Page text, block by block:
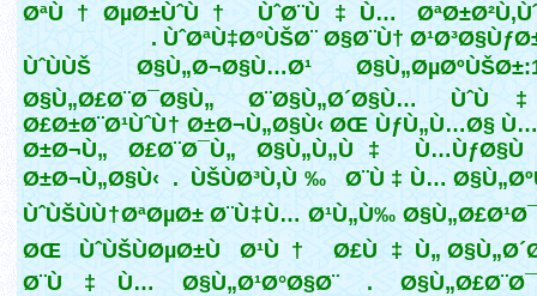
ØªÙ†ØµØ±ÙˆÙ† ÙˆØ¨Ù‡Ù…
ÙˆØªÙ‡Ø°ÙŠØ¨ Ø§Ø¨Ù†
ÙˆÙÙŠ Ø§Ù„Ø¬Ø§Ù…Ø¹
Ø§Ù„Ø£Ø¨Ø¯Ø§Ù„ Ø¨Ø§Ù„Ø´Ø§Ù…
Ø£Ø±Ø¨Ø¹ÙˆÙ† Ø±Ø¬Ù„Ø§Ù‹ ØŒ ÙƒÙ„Ù…Ø§
Ø±Ø¬Ù„ Ø£Ø¨Ø¯Ù„ Ø§Ù„Ù„Ù‡
Ø±Ø¬Ù„Ø§Ù‹ . ÙŠÙØ³Ù‚Ù‰ Ø¨Ù‡Ù…
ÙˆÙŠÙÙ†ØªØµØ± Ø¨Ù‡Ù… Ø¹Ù„Ù‰
ØŒ ÙˆÙŠÙØµØ±Ù Ø¹Ù† Ø£Ù‡Ù„
Ø¨Ù‡Ù… Ø§Ù„Ø¹Ø°Ø§Ø¨ .